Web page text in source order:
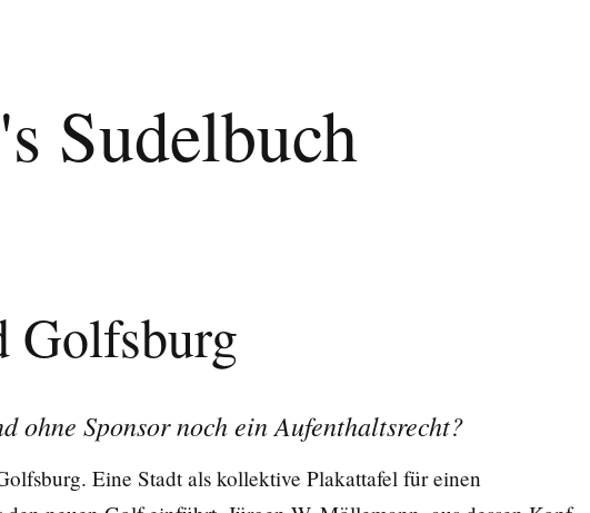
Sudelbuch
Golfsburg
ohne Sponsor noch ein Aufenthaltsrecht?
Eine Stadt als kollektive Plakattafel für einen